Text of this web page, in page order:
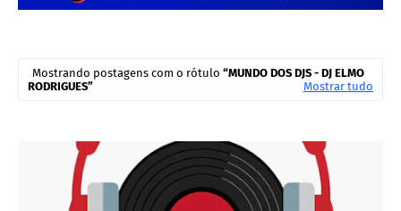
Mostrando postagens com o rótulo
MUNDO DOS DJS - DJ ELMO
RODRIGUES
Mostrar tudo